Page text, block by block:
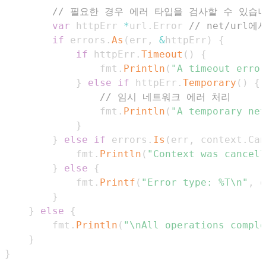
// 필요한 경우 에러 타입을 검사할 수 있습
var httpErr *url . Error // net/url에서
if errors . As ( err , &httpErr )
{
if httpErr . Timeout ( )
{
				fmt
. Println ( "A timeout
}
else if httpErr . Temporary ( )
{
// 임시 네트워크 에러 처리
				fmt
. Println ( "A temporary
}
}
else if errors . Is ( err , context .
			fmt
. Println ( "Context was
}
else
{
            fmt
. Printf ( "Error type: %T\n" ,
}
}
else
{
		fmt
. Println ( "\nAll operations
}
}